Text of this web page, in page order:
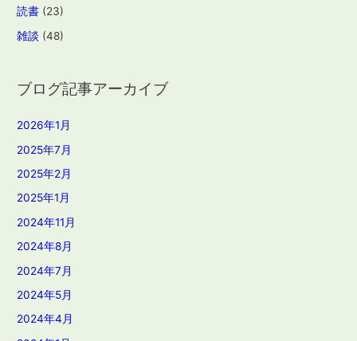
読書 (23)
雑談 (48)
ブログ記事アーカイブ
2026年1月
2025年7月
2025年2月
2025年1月
2024年11月
2024年8月
2024年7月
2024年5月
2024年4月